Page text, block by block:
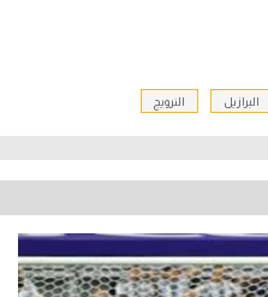
البرازيل النرويج